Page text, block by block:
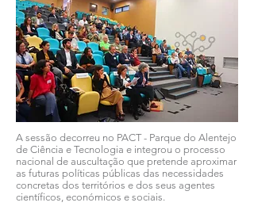
A sessão decorreu no PACT - Parque do Alentejo
de Ciência e Tecnologia e integrou o processo
nacional de auscultação que pretende aproximar
as futuras políticas públicas das necessidades
concretas dos territórios e dos seus agentes
científicos, económicos e sociais.